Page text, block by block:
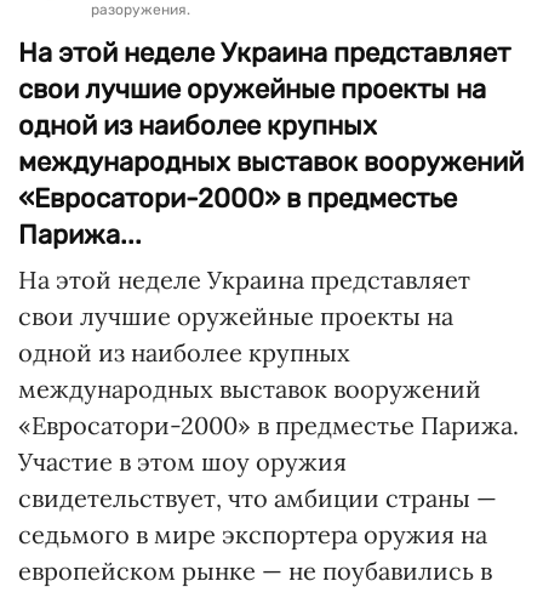
разоружения.
На этой неделе Украина представляет
свои лучшие оружейные проекты на
одной из наиболее крупных
международных выставок вооружений
«Евросатори-2000» в предместье
Парижа...
На этой неделе Украина представляет
свои лучшие оружейные проекты на
одной из наиболее крупных
международных выставок вооружений
«Евросатори-2000» в предместье Парижа.
Участие в этом шоу оружия
свидетельствует, что амбиции страны —
седьмого в мире экспортера оружия на
европейском рынке — не поубавились в